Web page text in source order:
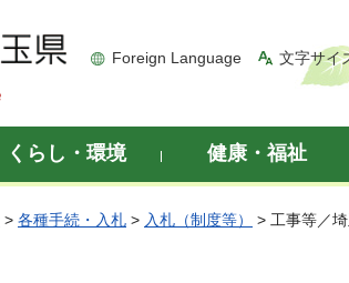
Foreign Language 文字サイ
くらし・環境 健康・福祉
> 各種手続・入札 > 入札（制度等） > 工事等／